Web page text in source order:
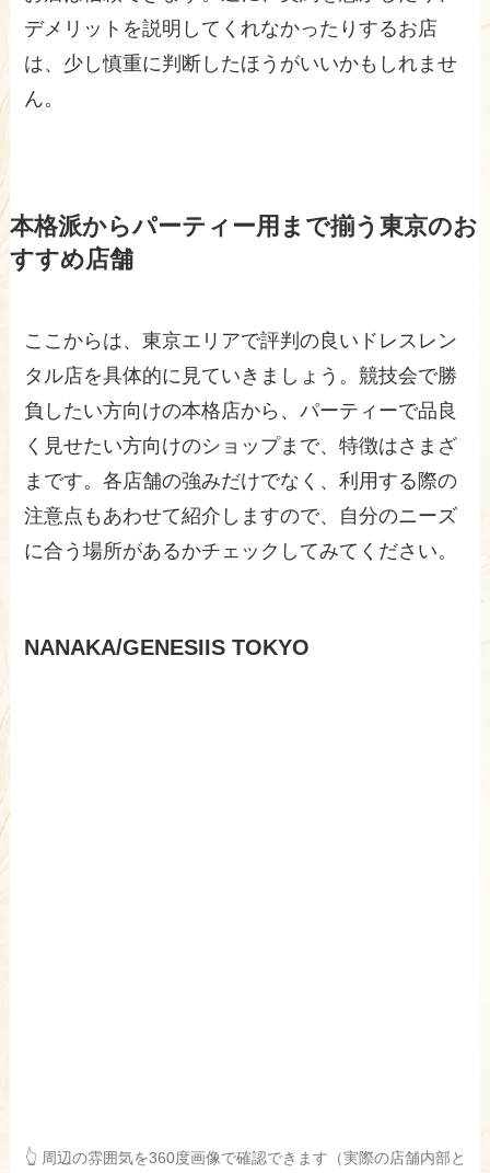
デメリットを説明してくれなかったりするお店
は、少し慎重に判断したほうがいいかもしれませ
ん。
本格派からパーティー用まで揃う東京のお
すすめ店舗
ここからは、東京エリアで評判の良いドレスレン
タル店を具体的に見ていきましょう。競技会で勝
負したい方向けの本格店から、パーティーで品良
く見せたい方向けのショップまで、特徴はさまざ
まです。各店舗の強みだけでなく、利用する際の
注意点もあわせて紹介しますので、自分のニーズ
に合う場所があるかチェックしてみてください。
NANAKA/GENESIIS TOKYO
👆 周辺の雰囲気を360度画像で確認できます（実際の店舗内部と